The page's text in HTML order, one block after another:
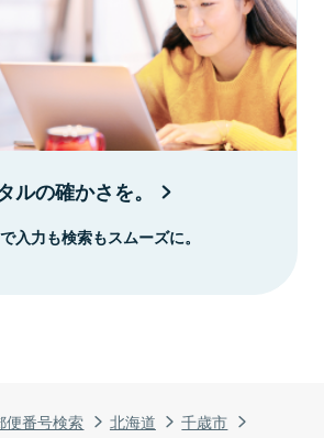
便番号検索 北海道
千歳市
ルの確かさを。
入力も検索もスムーズに。